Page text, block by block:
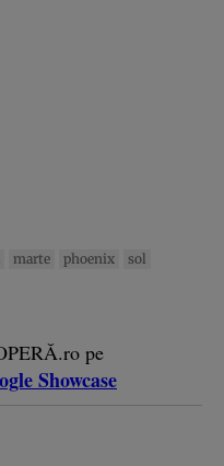
marte phoenix
sol
pe
Showcase